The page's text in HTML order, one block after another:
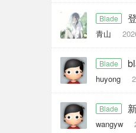
Blade
青山
Blade
huyong
Blade
wangyw